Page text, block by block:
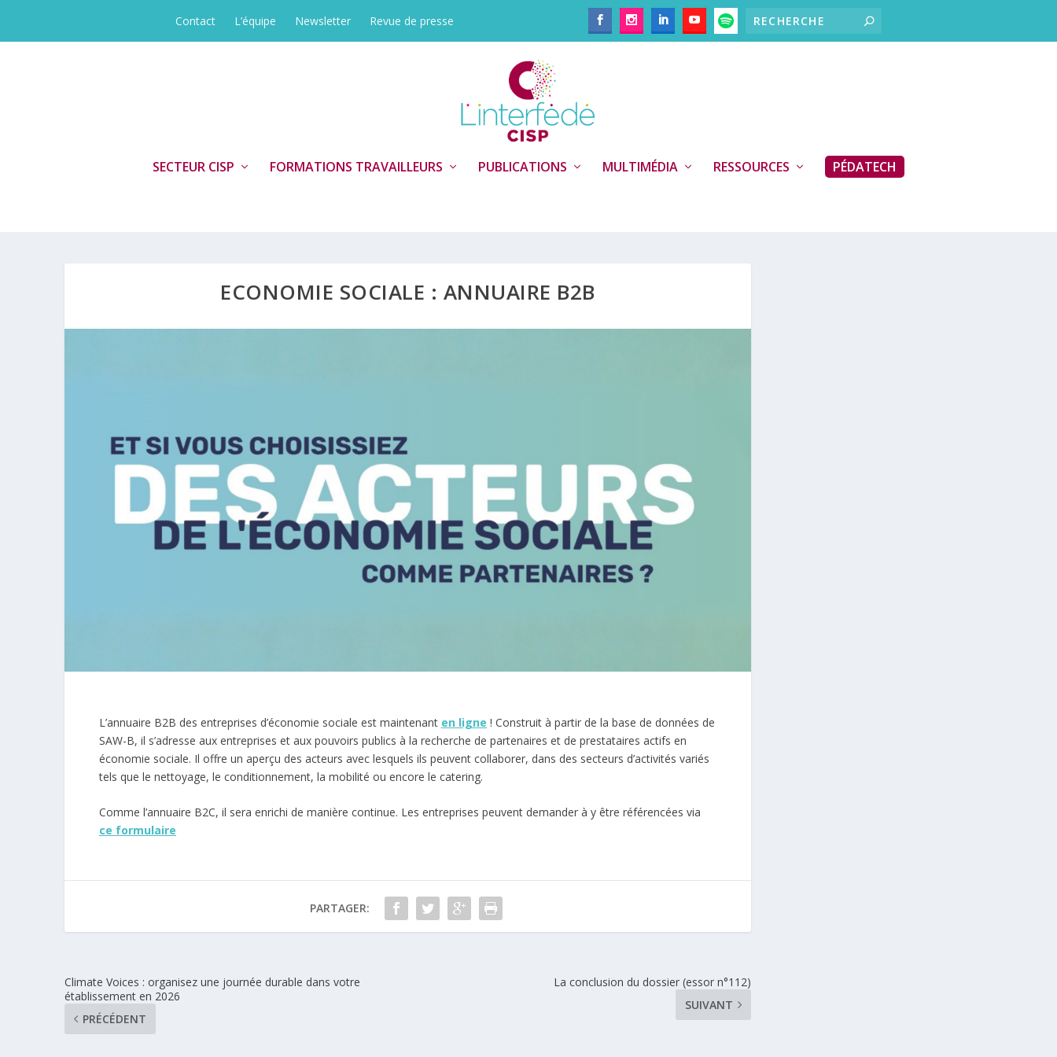
Contact L’équipe Newsletter Revue de presse
SECTEUR CISP FORMATIONS TRAVAILLEURS PUBLICATIONS MULTIMÉDIA RESSOURCES PÉDATECH
ECONOMIE SOCIALE : ANNUAIRE B2B
L’annuaire B2B des entreprises d’économie sociale est maintenant en ligne ! Construit à partir de la base de données de
SAW-B, il s’adresse aux entreprises et aux pouvoirs publics à la recherche de partenaires et de prestataires actifs en
économie sociale. Il offre un aperçu des acteurs avec lesquels ils peuvent collaborer, dans des secteurs d’activités variés
tels que le nettoyage, le conditionnement, la mobilité ou encore le catering.
Comme l’annuaire B2C, il sera enrichi de manière continue. Les entreprises peuvent demander à y être référencées via
ce formulaire
PARTAGER:
Climate Voices : organisez une journée durable dans votre
établissement en 2026
PRÉCÉDENT
La conclusion du dossier (essor n°112)
SUIVANT